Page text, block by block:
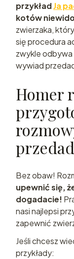
przykładJa
kotów
zwierzaka,
się procedura
zwykle odbywa
wywiad
Homer
Bez obaw!
upewnić się,
dogadacie!
nasi najlepsi
zapewnić
Jeśli chcesz
przykłady: